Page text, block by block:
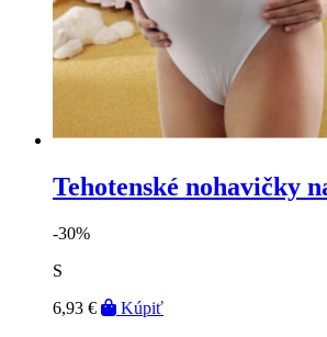
Tehotenské nohavičky
-30%
S
6,93 €
Kúpiť